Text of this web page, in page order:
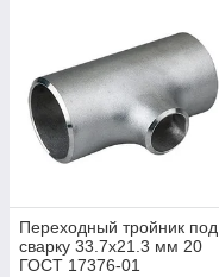
Переходный тройник под
сварку 33.7x21.3 мм 20
ГОСТ 17376-01